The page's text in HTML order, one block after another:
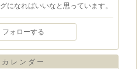
になればいいなと思っています。
フォローする
カレンダー